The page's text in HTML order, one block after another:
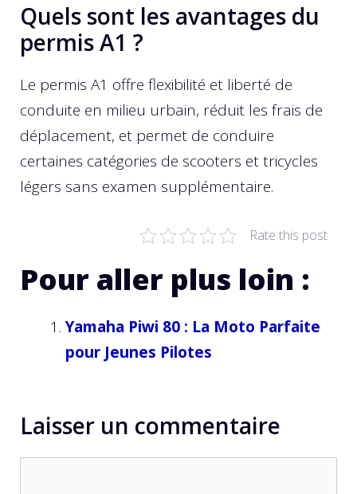
Quels sont les avantages du
permis A1 ?
Le permis A1 offre flexibilité et liberté de
conduite en milieu urbain, réduit les frais de
déplacement, et permet de conduire
certaines catégories de scooters et tricycles
légers sans examen supplémentaire.
Rate this post
Pour aller plus loin :
Yamaha Piwi 80 : La Moto Parfaite
pour Jeunes Pilotes
Laisser un commentaire